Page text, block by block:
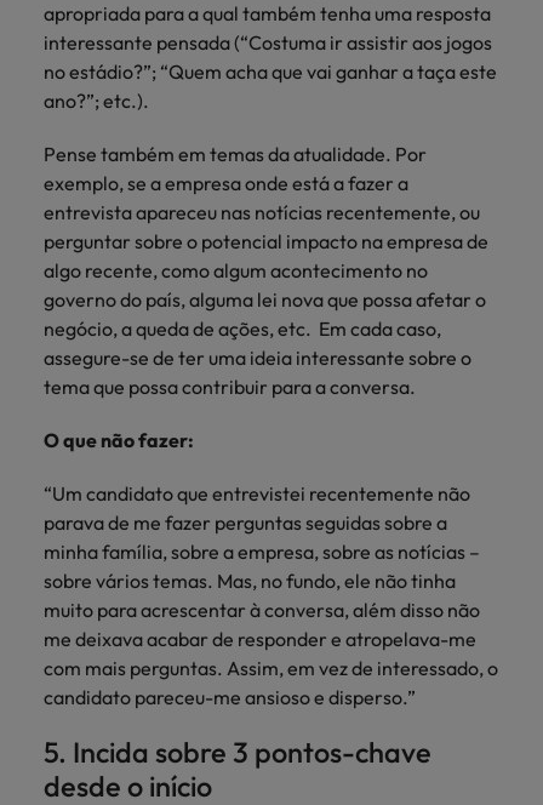
apropriada para a qual também tenha uma resposta
interessante pensada (“Costuma ir assistir aos jogos
no estádio?”; “Quem acha que vai ganhar a taça este
ano?”; etc.).
Pense também em temas da atualidade. Por
exemplo, se a empresa onde está a fazer a
entrevista apareceu nas notícias recentemente, ou
perguntar sobre o potencial impacto na empresa de
algo recente, como algum acontecimento no
governo do país, alguma lei nova que possa afetar o
negócio, a queda de ações, etc. Em cada caso,
assegure-se de ter uma ideia interessante sobre o
tema que possa contribuir para a conversa.
O que não fazer:
“Um candidato que entrevistei recentemente não
parava de me fazer perguntas seguidas sobre a
minha família, sobre a empresa, sobre as notícias –
sobre vários temas. Mas, no fundo, ele não tinha
muito para acrescentar à conversa, além disso não
me deixava acabar de responder e atropelava-me
com mais perguntas. Assim, em vez de interessado, o
candidato pareceu-me ansioso e disperso.”
5. Incida sobre 3 pontos-chave
desde o início